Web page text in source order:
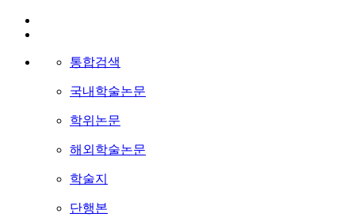
통합검색
국내학술논문
학위논문
해외학술논문
학술지
단행본